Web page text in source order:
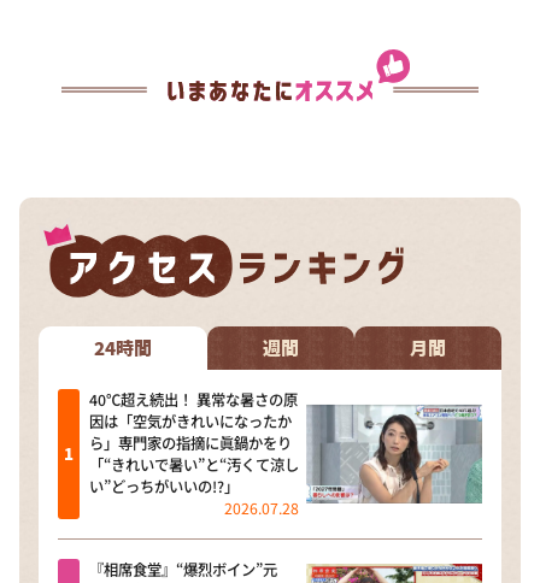
24時間 週間 月間
40℃超え続出！ 異常な暑さの原
因は「空気がきれいになったか
ら」専門家の指摘に眞鍋かをり
「“きれいで暑い”と“汚くて涼し
い”どっちがいいの!?」
2026.07.28
『相席食堂』“爆烈ボイン”元